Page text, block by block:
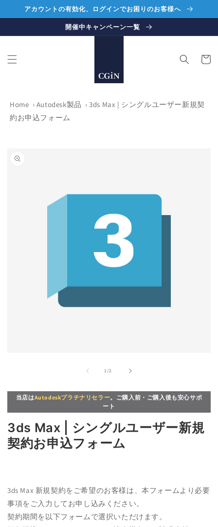
ンツに
進む
アカウントの有効化、ログインでお困りのお客様へ
開催中キャンペーン一覧
ー
Home › Autodesk製品 › 3ds Max | シングルユーザー新規契
約お申込フォーム
報にス
で
ア
(1)
を
開
1/
の2
当店はAutodeskプラチナリセラー。ご購入前・ご購入後も安心サポ
ート
3ds Max | シングルユーザー新規
契約お申込フォーム
3ds Max 新規契約をご希望のお客様は、本フォームより必要
事項をご入力してお申し込みください。
契約期間を以下フォームで選択いただけます。